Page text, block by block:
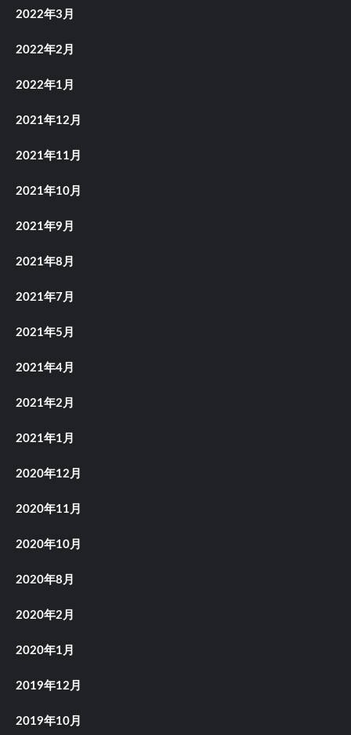
2022年3月
2022年2月
2022年1月
2021年12月
2021年11月
2021年10月
2021年9月
2021年8月
2021年7月
2021年5月
2021年4月
2021年2月
2021年1月
2020年12月
2020年11月
2020年10月
2020年8月
2020年2月
2020年1月
2019年12月
2019年10月